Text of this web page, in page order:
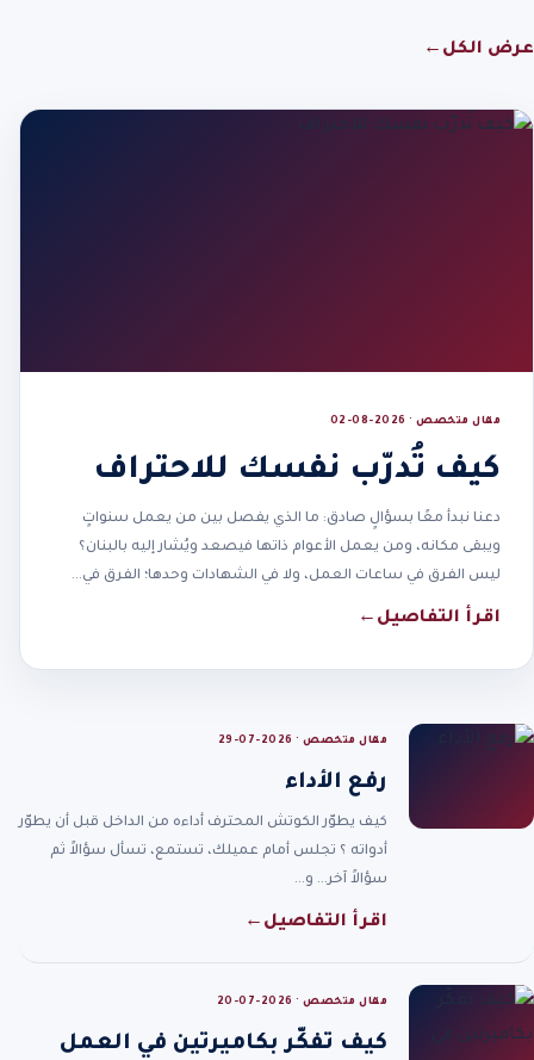
عرض الكل ←
مقال متخصص · 2026-08-02
كيف تُدرّب نفسك للاحتراف
دعنا نبدأ معًا بسؤالٍ صادق: ما الذي يفصل بين من يعمل سنواتٍ
ويبقى مكانه، ومن يعمل الأعوام ذاتها فيصعد ويُشار إليه بالبنان؟
ليس الفرق في ساعات العمل، ولا في الشهادات وحدها؛ الفرق في…
اقرأ التفاصيل ←
مقال متخصص · 2026-07-29
رفع الأداء
كيف يطوّر الكوتش المحترف أداءه من الداخل قبل أن يطوّر
أدواته ؟ تجلس أمام عميلك، تستمع، تسأل سؤالاً ثم
سؤالاً آخر… و…
اقرأ التفاصيل ←
مقال متخصص · 2026-07-20
كيف تفكّر بكاميرتين في العمل